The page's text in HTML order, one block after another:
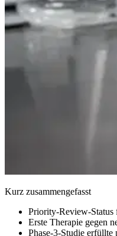
Kurz zusammengefasst
Priority-Review-Status
Erste Therapie gegen
Phase-3-Studie erfüllte